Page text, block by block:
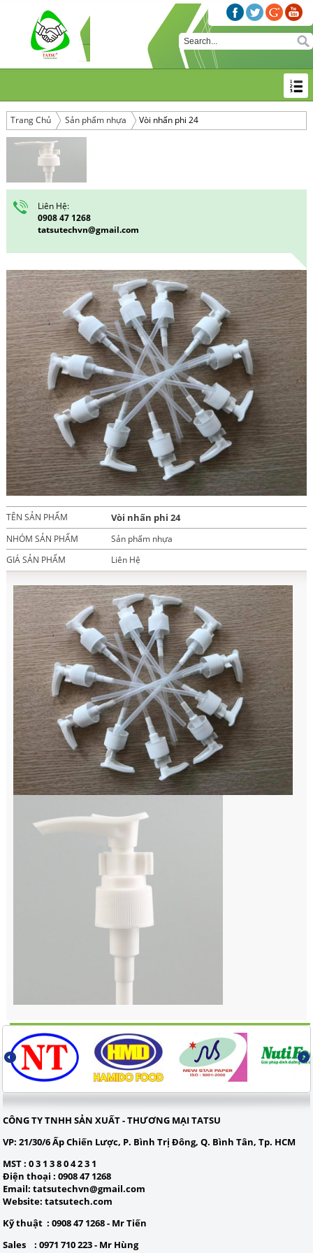
Trang Chủ Sản phẩm nhựa Vòi nhấn phi 24
Liên Hệ:
0908 47 1268
tatsutechvn@gmail.com
TÊN SẢN PHẨM Vòi nhấn phi 24
NHÓM SẢN PHẨM
Sản phẩm nhựa
GIÁ SẢN PHẨM
Liên Hệ
CÔNG TY TNHH SẢN XUẤT - THƯƠNG MẠI TATSU
VP:21/30/6 Ấp Chiến Lược, P. Bình Trị Đông, Q. Bình Tân, Tp. HCM
MST: 0 3 1 3 8 0 4 2 3 1
Điện thoại : 0908 47 1268
Email:tatsutechvn@gmail.com
Website: tatsutech.com
Kỹ thuật :0908 47 1268 - Mr Tiến
Sales :0971 710 223 - Mr Hùng